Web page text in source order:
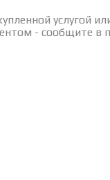
услугой
- сообщите в